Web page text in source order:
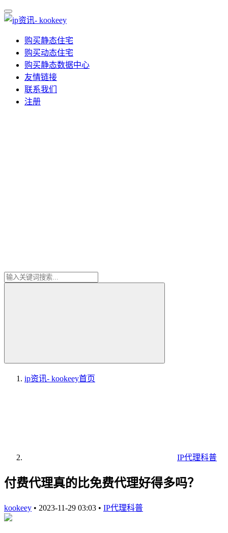
购买静态住宅
购买动态住宅
购买静态数据中心
友情链接
联系我们
注册
ip资讯- kookeey首页
IP代理科普
付费代理真的比免费代理好得多吗？
kookeey • 2023-11-29 03:03 • IP代理科普